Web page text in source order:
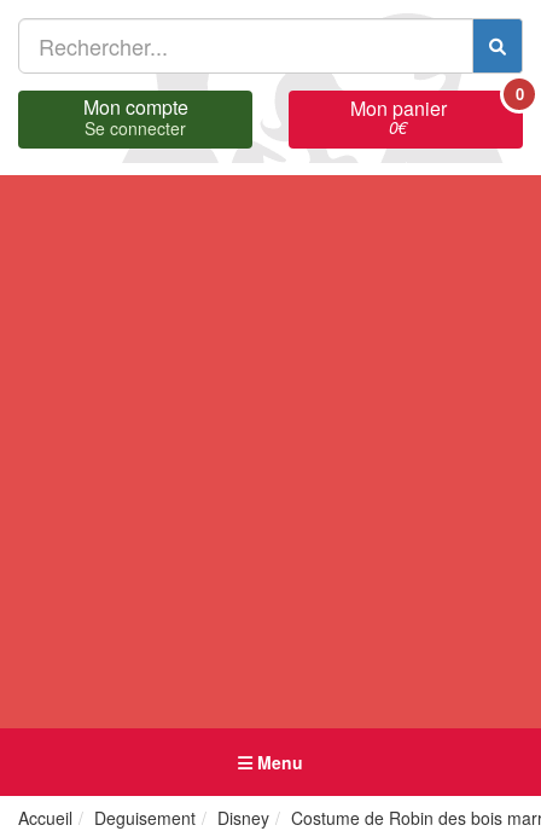
Mon compte
Se connecter
Mon panier
0€
0
Menu
Accueil Deguisement Disney Costume de Robin des bois